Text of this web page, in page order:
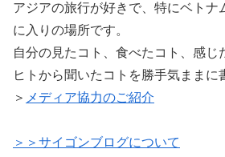
アジアの旅行が好きで、特にベトナ
に入りの場所です。
自分の見たコト、食べたコト、感じ
ヒトから聞いたコトを勝手気ままに
＞ メディア協力のご紹介
＞＞サイゴンブログについて